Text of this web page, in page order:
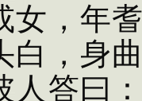
女，年
白，身
人答曰